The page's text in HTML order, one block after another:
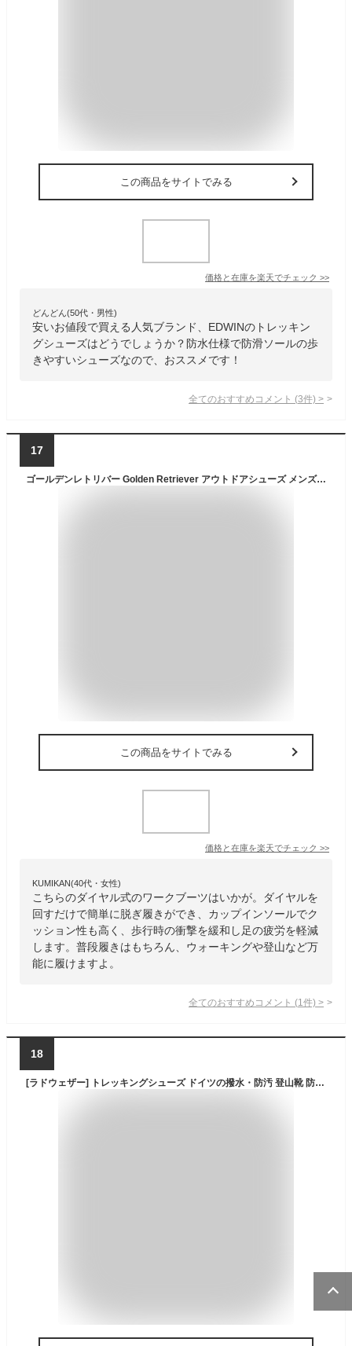
この商品をサイトでみる
価格と在庫を楽天でチェック >>
どんどん(50代・男性)
安いお値段で買える人気ブランド、EDWINのトレッキン
グシューズはどうでしょうか？防水仕様で防滑ソールの歩
きやすいシューズなので、おススメです！
全てのおすすめコメント (3件) >
17
ゴールデンレトリバー Golden Retriever アウトドアシューズ メンズ トレッキングシューズ 登山靴 ダイヤル式 メンズブーツ ワークブーツ ハイキング 防滑 （カーキ）
この商品をサイトでみる
価格と在庫を楽天でチェック >>
KUMIKAN(40代・女性)
こちらのダイヤル式のワークブーツはいかが。ダイヤルを
回すだけで簡単に脱ぎ履きができ、カップインソールでク
ッション性も高く、歩行時の衝撃を緩和し足の疲労を軽減
します。普段履きはもちろん、ウォーキングや登山など万
能に履けますよ。
全てのおすすめコメント (1 件) >
18
[ラドウェザー] トレッキングシューズ ドイツの撥水・防汚 登山靴 防水 スニーカー メンズ レディース 靴 シューズ 登山 アウトドア (ベージュ, measurement_26_point_5_centimeters)